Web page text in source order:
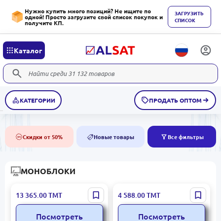
Нужно купить много позиций? Не ищите по
одной! Просто загрузите свой список покупок и
получите КП.
ЗАГРУЗИТЬ
СПИСОК
Каталог
КАТЕГОРИИ ПРОДАТЬ ОПТОМ
50% Скидки от 50% NEW Новые товары Все фильтры
МОНОБЛОКИ
SC DK00001148 |
Моноблок i5-13420H 16ГБ
512ГБ SSD 1ТБ HDD 27"
13 365.00ТМТ
Посмотреть
SC K5-F | Моноблок Intel
Core i5 23.8" 8ГБ ОЗУ
256ГБ SSD
4 588.00ТМТ
Посмотреть